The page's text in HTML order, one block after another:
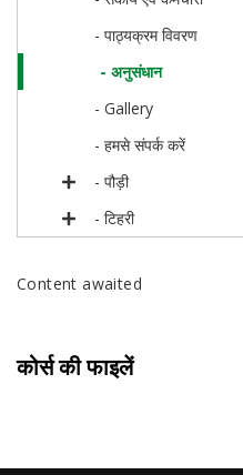
- पाठ्यक्रम विवरण
- अनुसंधान
- Gallery
- हमसे संपर्क करें
- पौड़ी
- टिहरी
Content awaited
कोर्स की फाइलें